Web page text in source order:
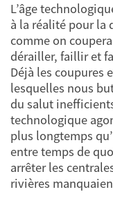
L’âge
à la réalité pour la
comme on
dérailler, faillir et
Déjà les coupures
lesquelles nous
du salut
technologique
plus longtemps
entre temps de
arrêter les
rivières